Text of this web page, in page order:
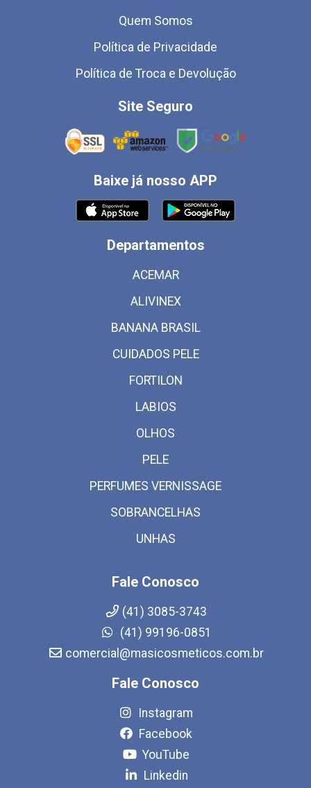
Quem Somos
Política de Privacidade
Política de Troca e Devolução
Site Seguro
Baixe já nosso APP
Departamentos
ACEMAR
ALIVINEX
BANANA BRASIL
CUIDADOS PELE
FORTILON
LABIOS
OLHOS
PELE
PERFUMES VERNISSAGE
SOBRANCELHAS
UNHAS
Fale Conosco
(41) 3085-3743
(41) 99196-0851
comercial@masicosmeticos.com.br
Fale Conosco
Instagram
Facebook
YouTube
Linkedin